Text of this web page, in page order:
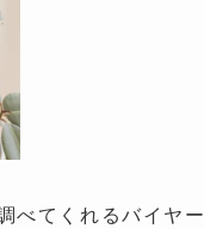
べてくれるバイヤー